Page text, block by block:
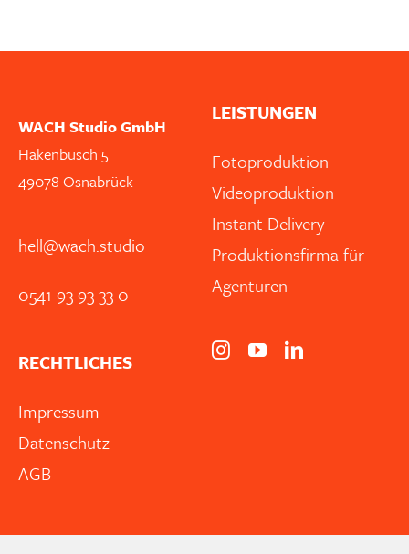
WACH Studio GmbH
Hakenbusch 5
49078 Osnabrück
hell@wach.studio
0541 93 93 33 0
LEISTUNGEN
Fotoproduktion
Videoproduktion
Instant Delivery
Produktionsfirma für
Agenturen
RECHTLICHES
Impressum
Datenschutz
AGB